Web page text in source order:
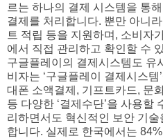
르는 하나의 결제 시스템을 통
결제를 처리합니다. 뿐만 아니
트 적립 등을 지원하며, 소비자
에서 직접 관리하고 확인할 수
구글플레이의 결제시스템도 유
비자는 ‘구글플레이 결제시스
대폰 소액결제, 기프트카드, 문
등 다양한 ‘결제수단’을 사용할
리하면서도 혁신적인 보안 기
합니다. 실제로 한국에서는